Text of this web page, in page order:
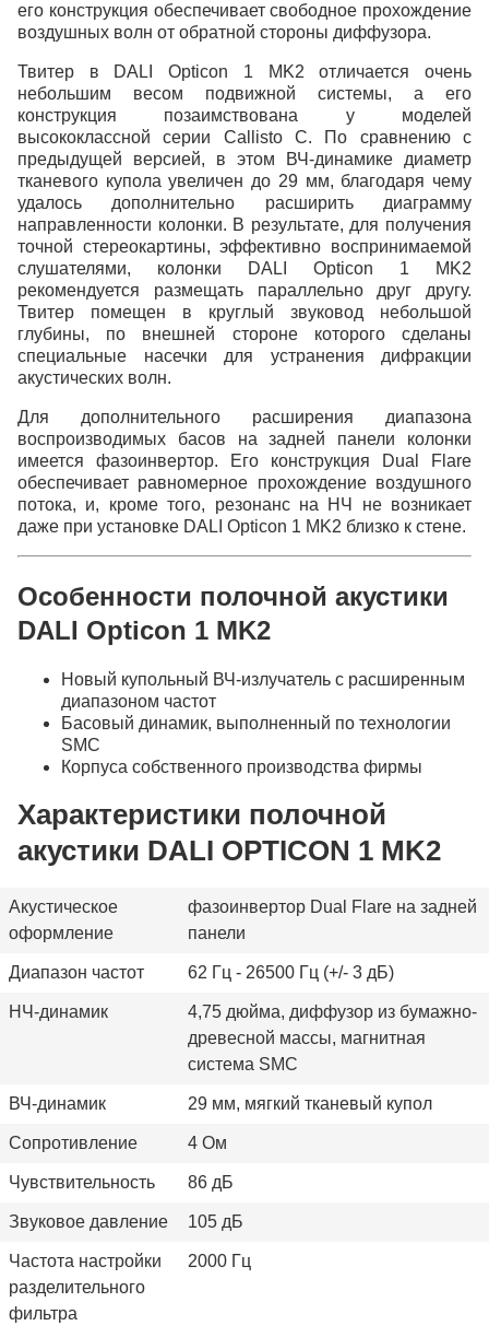
его конструкция обеспечивает свободное прохождение
воздушных волн от обратной стороны диффузора.
Твитер в DALI Opticon 1 MK2 отличается очень
небольшим весом подвижной сиcтемы, а его
конструкция позаимствована у моделей
высококлассной серии Callisto C. По сравнению с
предыдущей версией, в этом ВЧ-динамике диаметр
тканевого купола увеличен до 29 мм, благодаря чему
удалось дополнительно расширить диаграмму
направленности колонки. В результате, для получения
точной стереокартины, эффективно воспринимаемой
слушателями, колонки DALI Opticon 1 MK2
рекомендуется размещать параллельно друг другу.
Твитер помещен в круглый звуковод небольшой
глубины, по внешней стороне которого сделаны
специальные насечки для устранения дифракции
акустических волн.
Для дополнительного расширения диапазона
воспроизводимых басов на задней панели колонки
имеется фазоинвертор. Его конструкция Dual Flare
обеспечивает равномерное прохождение воздушного
потока, и, кроме того, резонанс на НЧ не возникает
даже при установке DALI Opticon 1 MK2 близко к стене.
Особенности полочной акустики
DALI Opticon 1 MK2
Новый купольный ВЧ-излучатель с расширенным
диапазоном частот
Басовый динамик, выполненный по технологии
SMC
Корпуса собственного производства фирмы
Характеристики полочной
акустики DALI OPTICON 1 MK2
Акустическое
оформление
фазоинвертор Dual Flare на задней
панели
Диапазон частот 62 Гц - 26500 Гц (+/- 3 дБ)
НЧ-динамик
4,75 дюйма, диффузор из бумажно-
древесной массы, магнитная
система SMC
ВЧ-динамик 29 мм, мягкий тканевый купол
Сопротивление 4 Ом
Чувствительность 86 дБ
Звуковое давление 105 дБ
Частота настройки
разделительного
фильтра
2000 Гц